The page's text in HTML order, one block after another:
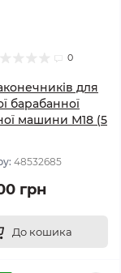
0
для
барабанної
машини М18 (5
48532685
грн
До кошика